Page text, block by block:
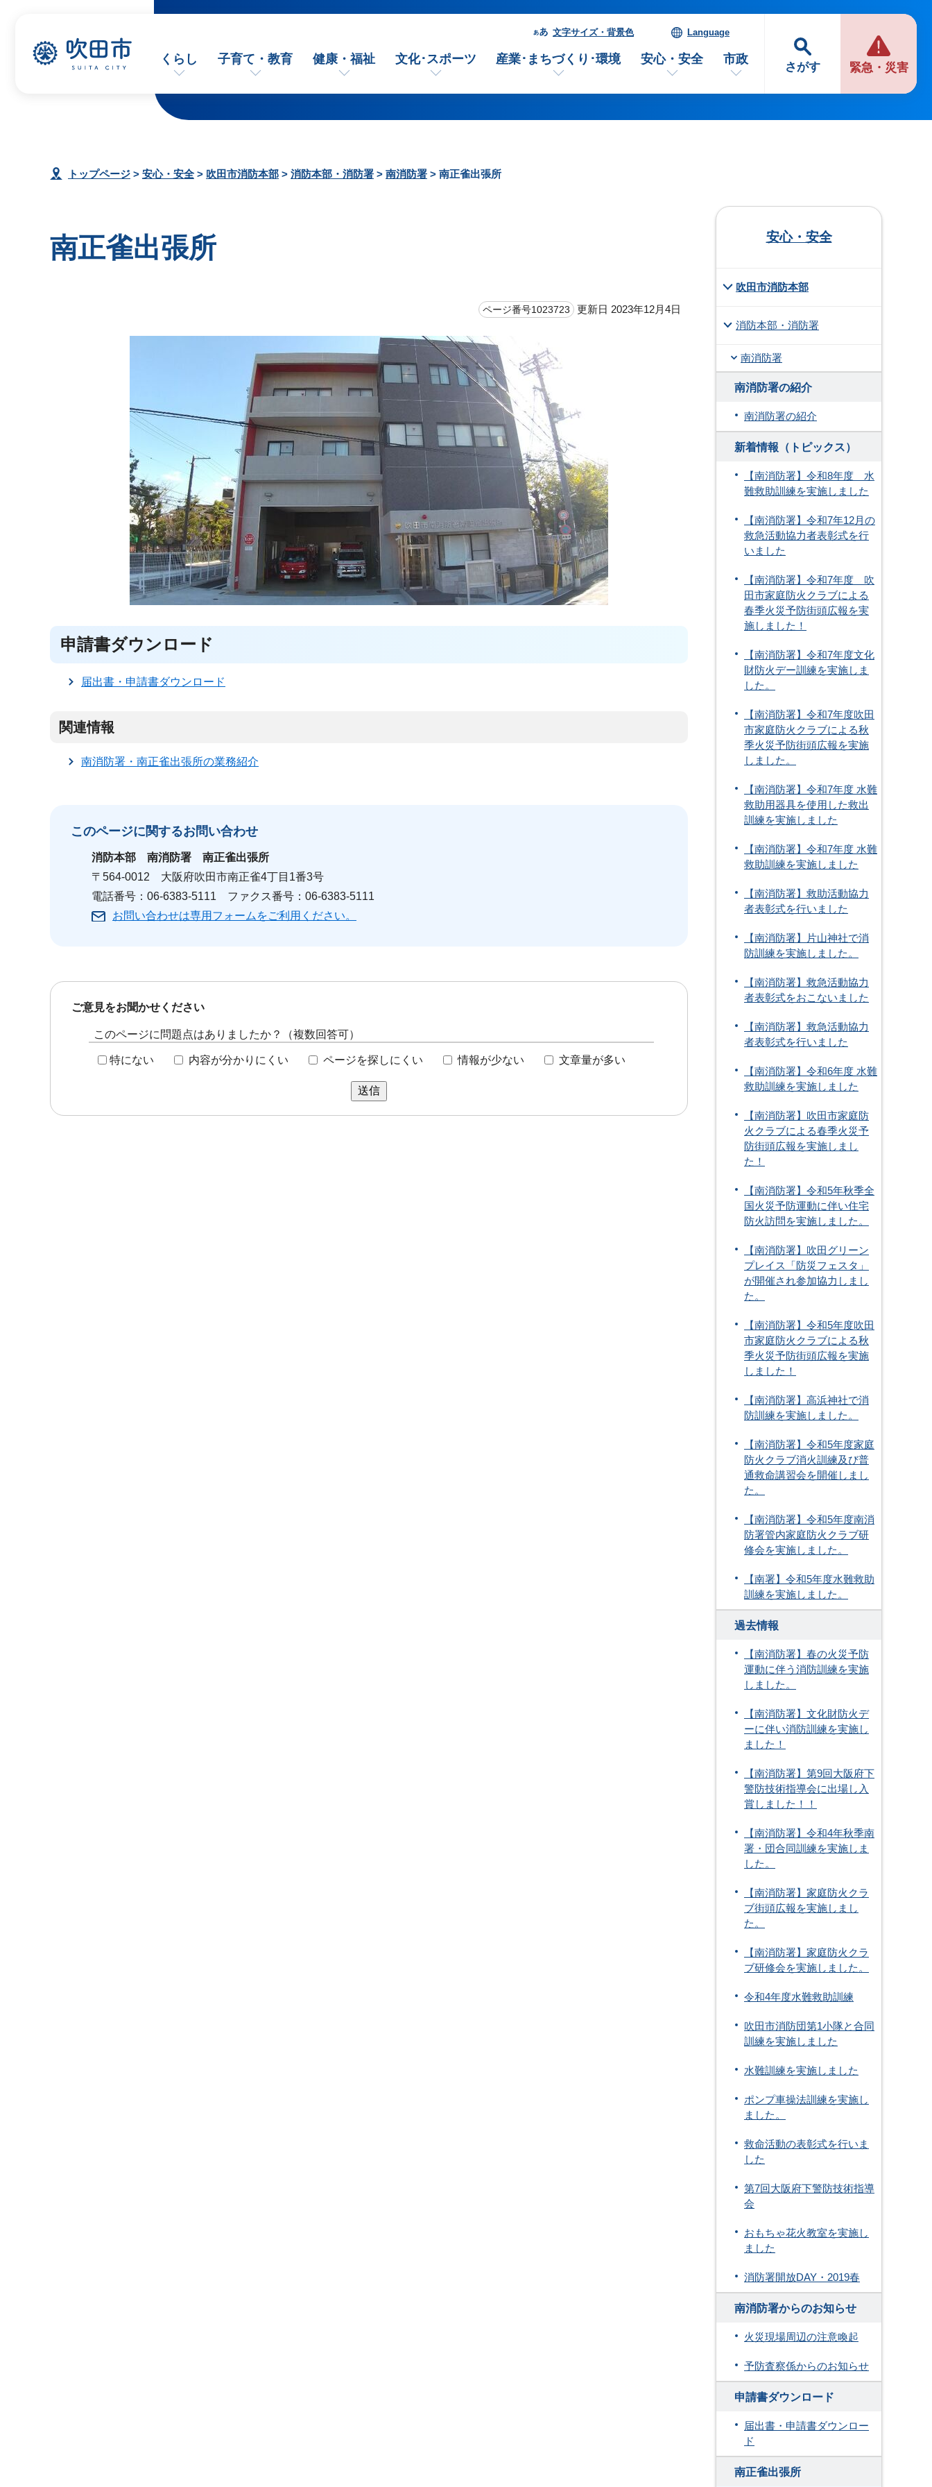
さがす 緊急・災害
文字サイズ・背景色 Language
くらし 子育て・教育 健康・福祉 文化･スポーツ 産業･まちづくり･環境 安心・安全 市政
トップページ > 安心・安全> 吹田市消防本部 > 消防本部・消防署 > 南消防署 > 南正雀出張所
南正雀出張所
ページ番号1023723 更新日 2023年12月4日
申請書ダウンロード
届出書・申請書ダウンロード
関連情報
南消防署・南正雀出張所の業務紹介
このページに関するお問い合わせ
消防本部 南消防署 南正雀出張所
〒564-0012 大阪府吹田市南正雀4丁目1番3号
電話番号：06-6383-5111 ファクス番号：06-6383-5111
お問い合わせは専用フォームをご利用ください。
ご意見をお聞かせください
このページに問題点はありましたか？（複数回答可）
特にない 内容が分かりにくい ページを探しにくい 情報が少ない 文章量が多い
送信
安心・安全
吹田市消防本部
消防本部・消防署
南消防署
南消防署の紹介
南消防署の紹介
新着情報（トピックス）
【南消防署】令和8年度 水
難救助訓練を実施しました
【南消防署】令和7年12月の
救急活動協力者表彰式を行
いました
【南消防署】令和7年度 吹
田市家庭防火クラブによる
春季火災予防街頭広報を実
施しました！
【南消防署】令和7年度文化
財防火デー訓練を実施しま
した。
【南消防署】令和7年度吹田
市家庭防火クラブによる秋
季火災予防街頭広報を実施
しました。
【南消防署】令和7年度 水難
救助用器具を使用した救出
訓練を実施しました
【南消防署】令和7年度 水難
救助訓練を実施しました
【南消防署】救助活動協力
者表彰式を行いました
【南消防署】片山神社で消
防訓練を実施しました。
【南消防署】救急活動協力
者表彰式をおこないました
【南消防署】救急活動協力
者表彰式を行いました
【南消防署】令和6年度 水難
救助訓練を実施しました
【南消防署】吹田市家庭防
火クラブによる春季火災予
防街頭広報を実施しまし
た！
【南消防署】令和5年秋季全
国火災予防運動に伴い住宅
防火訪問を実施しました。
【南消防署】吹田グリーン
プレイス「防災フェスタ」
が開催され参加協力しまし
た。
【南消防署】令和5年度吹田
市家庭防火クラブによる秋
季火災予防街頭広報を実施
しました！
【南消防署】高浜神社で消
防訓練を実施しました。
【南消防署】令和5年度家庭
防火クラブ消火訓練及び普
通救命講習会を開催しまし
た。
【南消防署】令和5年度南消
防署管内家庭防火クラブ研
修会を実施しました。
【南署】令和5年度水難救助
訓練を実施しました。
過去情報
【南消防署】春の火災予防
運動に伴う消防訓練を実施
しました。
【南消防署】文化財防火デ
ーに伴い消防訓練を実施し
ました！
【南消防署】第9回大阪府下
警防技術指導会に出場し入
賞しました！！
【南消防署】令和4年秋季南
署・団合同訓練を実施しま
した。
【南消防署】家庭防火クラ
ブ街頭広報を実施しまし
た。
【南消防署】家庭防火クラ
ブ研修会を実施しました。
令和4年度水難救助訓練
吹田市消防団第1小隊と合同
訓練を実施しました
水難訓練を実施しました
ポンプ車操法訓練を実施し
ました。
救命活動の表彰式を行いま
した
第7回大阪府下警防技術指導
会
おもちゃ花火教室を実施し
ました
消防署開放DAY・2019春
南消防署からのお知らせ
火災現場周辺の注意喚起
予防査察係からのお知らせ
申請書ダウンロード
届出書・申請書ダウンロー
ド
南正雀出張所